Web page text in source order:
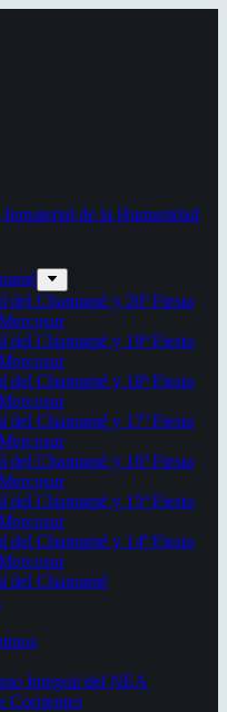
de la Humanidad
del Chamamé y 20ª Fiesta
del Chamamé y 19ª Fiesta
del Chamamé y 18ª Fiesta
del Chamamé y 17ª Fiesta
del Chamamé y 16ª Fiesta
del Chamamé y 15ª Fiesta
del Chamamé y 14ª Fiesta
del Chamamé
Integral del NEA
Corrientes